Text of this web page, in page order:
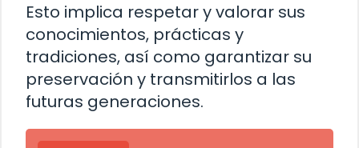
Esto implica respetar y valorar sus
conocimientos, prácticas y
tradiciones, así como garantizar su
preservación y transmitirlos a las
futuras generaciones.